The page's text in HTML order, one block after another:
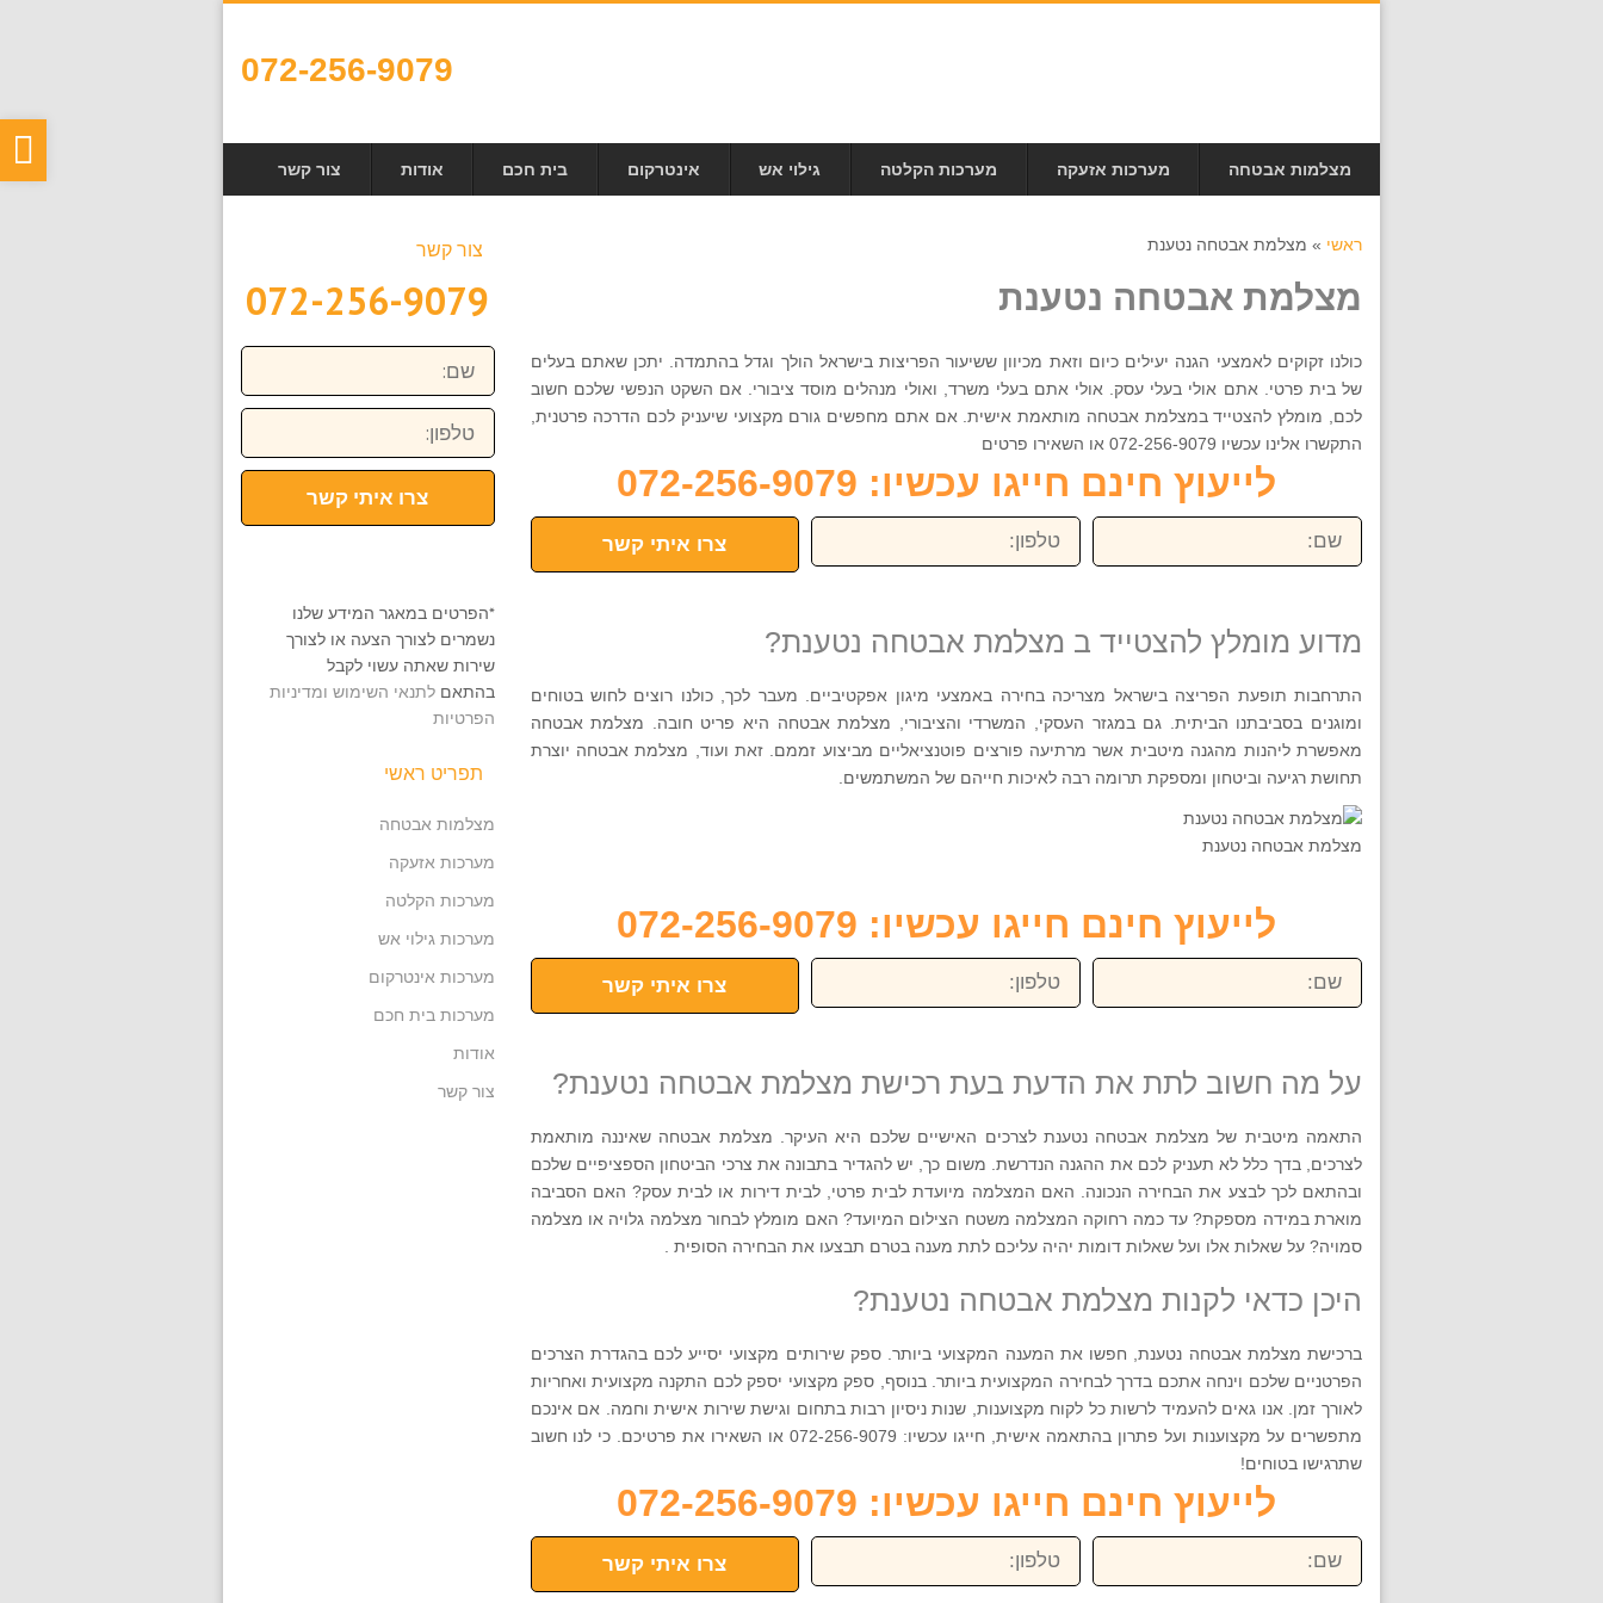
072-256-9079
מצלמות אבטחה מערכות אזעקה מערכות הקלטה גילוי אש אינטרקום בית חכם אודות צור קשר
ראשי » מצלמת אבטחה נטענת
מצלמת אבטחה נטענת
כולנו זקוקים לאמצעי הגנה יעילים כיום וזאת מכיוון ששיעור הפריצות בישראל הולך וגדל בהתמדה. יתכן שאתם בעלים
של בית פרטי. אתם אולי בעלי עסק. אולי אתם בעלי משרד, ואולי מנהלים מוסד ציבורי. אם השקט הנפשי שלכם חשוב
לכם, מומלץ להצטייד במצלמת אבטחה מותאמת אישית. אם אתם מחפשים גורם מקצועי שיעניק לכם הדרכה פרטנית,
התקשרו אלינו עכשיו 072-256-9079 או השאירו פרטים
לייעוץ חינם חייגו עכשיו: 072-256-9079
שם: טלפון:
צרו איתי קשר
מדוע מומלץ להצטייד ב מצלמת אבטחה נטענת?
התרחבות תופעת הפריצה בישראל מצריכה בחירה באמצעי מיגון אפקטיביים. מעבר לכך, כולנו רוצים לחוש בטוחים
ומוגנים בסביבתנו הביתית. גם במגזר העסקי, המשרדי והציבורי, מצלמת אבטחה היא פריט חובה. מצלמת אבטחה
מאפשרת ליהנות מהגנה מיטבית אשר מרתיעה פורצים פוטנציאליים מביצוע זממם. זאת ועוד, מצלמת אבטחה יוצרת
תחושת רגיעה וביטחון ומספקת תרומה רבה לאיכות חייהם של המשתמשים.
מצלמת אבטחה נטענת
לייעוץ חינם חייגו עכשיו: 072-256-9079
שם: טלפון:
צרו איתי קשר
על מה חשוב לתת את הדעת בעת רכישת מצלמת אבטחה נטענת?
התאמה מיטבית של מצלמת אבטחה נטענת לצרכים האישיים שלכם היא העיקר. מצלמת אבטחה שאיננה מותאמת
לצרכים, בדך כלל לא תעניק לכם את ההגנה הנדרשת. משום כך, יש להגדיר בתבונה את צרכי הביטחון הספציפיים שלכם
ובהתאם לכך לבצע את הבחירה הנכונה. האם המצלמה מיועדת לבית פרטי, לבית דירות או לבית עסק? האם הסביבה
מוארת במידה מספקת? עד כמה רחוקה המצלמה משטח הצילום המיועד? האם מומלץ לבחור מצלמה גלויה או מצלמה
סמויה? על שאלות אלו ועל שאלות דומות יהיה עליכם לתת מענה בטרם תבצעו את הבחירה הסופית .
היכן כדאי לקנות מצלמת אבטחה נטענת?
ברכישת מצלמת אבטחה נטענת, חפשו את המענה המקצועי ביותר. ספק שירותים מקצועי יסייע לכם בהגדרת הצרכים
הפרטניים שלכם וינחה אתכם בדרך לבחירה המקצועית ביותר. בנוסף, ספק מקצועי יספק לכם התקנה מקצועית ואחריות
לאורך זמן. אנו גאים להעמיד לרשות כל לקוח מקצוענות, שנות ניסיון רבות בתחום וגישת שירות אישית וחמה. אם אינכם
מתפשרים על מקצוענות ועל פתרון בהתאמה אישית, חייגו עכשיו: 072-256-9079 או השאירו את פרטיכם. כי לנו חשוב
שתרגישו בטוחים!
לייעוץ חינם חייגו עכשיו: 072-256-9079
שם: טלפון:
צרו איתי קשר
צור קשר
072-256-9079
שם:
טלפון:
צרו איתי קשר
*הפרטים במאגר המידע שלנו
נשמרים לצורך הצעה או לצורך
שירות שאתה עשוי לקבל
בהתאםלתנאי השימוש ומדיניות
הפרטיות
תפריט ראשי
מצלמות אבטחה
מערכות אזעקה
מערכות הקלטה
מערכות גילוי אש
מערכות אינטרקום
מערכות בית חכם
אודות
צור קשר